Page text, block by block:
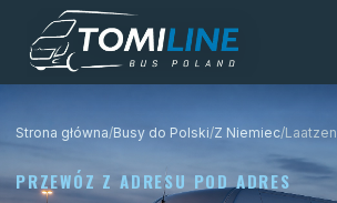
Przejdź do treści
Strona główna/Busy do Polski/Z Niemiec/Laatzen
PRZEWÓZ Z ADRESU POD ADRES